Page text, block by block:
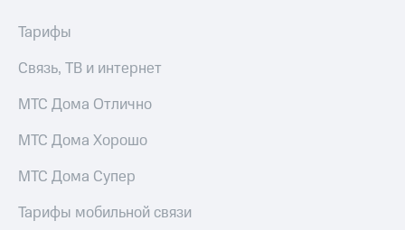
на связь
С картой
МТС
Деньги
Накопления
Откладывайте
и МТС Супер
при оплате
МТС Деньги
Обзоры
Тарифы
Связь, ТВ и интернет
МТС Дома Отлично
МТС Дома Хорошо
МТС Дома Супер
Тарифы мобильной связи